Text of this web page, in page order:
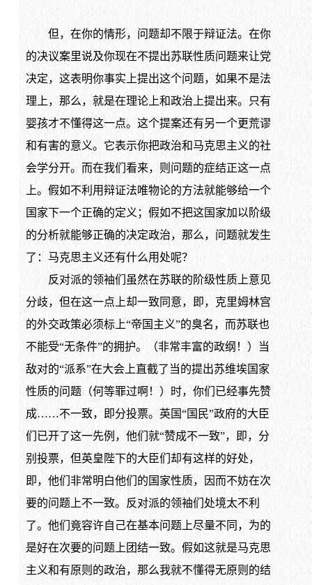
但，在你的情形，问题却不限于辩证法。在你
的决议案里说及你现在不提出苏联性质问题来让党
决定，这表明你事实上提出这个问题，如果不是法
理上，那么，就是在理论上和政治上提出来。只有
婴孩才不懂得这一点。这个提案还有另一个更荒谬
和有害的意义。它表示你把政治和马克思主义的社
会学分开。而在我们看来，则问题的症结正这一点
上。假如不利用辩证法唯物论的方法就能够给一个
国家下一个正确的定义；假如不把这国家加以阶级
的分析就能够正确的决定政治，那么，问题就发生
了：马克思主义还有什么用处呢？
反对派的领袖们虽然在苏联的阶级性质上意见
分歧，但在这一点上却一致同意，即，克里姆林宫
的外交政策必须标上“帝国主义”的臭名，而苏联也
不能受“无条件”的拥护。（非常丰富的政纲！）当
敌对的“派系”在大会上直截了当的提出苏维埃国家
性质的问题（何等罪过啊！）时，你们已经事先赞
成……不一致，即分投票。英国“国民”政府的大臣
们已开了这一先例，他们就“赞成不一致”，即，分
别投票，但英皇陛下的大臣们却有这样的好处，
即，他们非常明白他们的国家性质，因而不妨在次
要的问题上不一致。反对派的领袖们处境太不利
了。他们竟容许自己在基本问题上尽量不同，为的
是好在次要的问题上团结一致。假如这就是马克思
主义和有原则的政治，那么我就不懂得无原则的结